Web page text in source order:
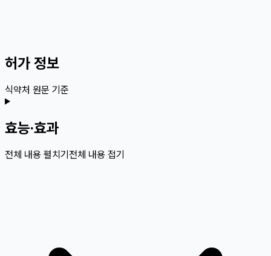
허가 정보
식약처 원문 기준
효능·효과
전체 내용 펼치기전체 내용 접기